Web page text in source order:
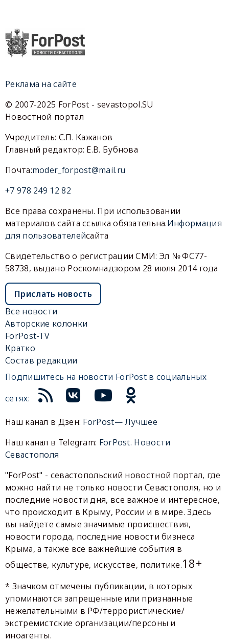
Реклама на сайте
© 2007-2025 ForPost - sevastopol.SU
Новостной портал
Учредитель: С.П. Кажанов
Главный редактор: Е.В. Бубнова
Почта:moder_forpost@mail.ru
+7 978 249 12 82
Все права сохранены. При использовании
материалов сайта ссылка обязательна.Информация
для пользователейсайта
Свидетельство о регистрации СМИ: Эл № ФС77-
58738, выдано Роскомнадзором 28 июля 2014 года
Прислать новость
Все новости
Авторские колонки
ForPost-TV
Кратко
Состав редакции
Подпишитесь на новости ForPost в социальных
сетях:
Наш канал в Дзен: ForPost— Лучшее
Наш канал в Telegram: ForPost. Новости
Севастополя
"ForPost" - севастопольский новостной портал, где
можно найти не только новости Севастополя, но и
последние новости дня, все важное и интересное,
что происходит в Крыму, России и в мире. Здесь
вы найдете самые значимые происшествия,
новости города, последние новости бизнеса
Крыма, а также все важнейшие события в
обществе, культуре, искусстве, политике.18+
* Значком отмечены публикации, в которых
упоминаются запрещенные или признанные
нежелательными в РФ/террористические/
экстремистские организации/персоны и
иноагенты.